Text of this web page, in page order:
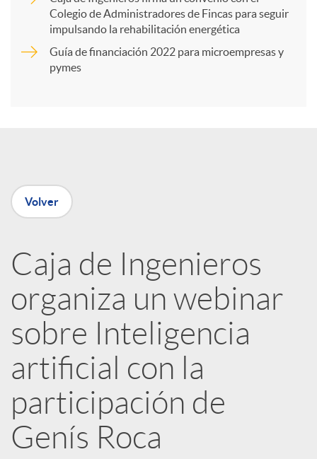
n
R
e
d
e
s
Colegio de Administradores de Fincas para seguir
impulsando la rehabilitación energética
Guía de financiación 2022 para microempresas y
pymes
Volver
Caja de Ingenieros
organiza un webinar
sobre Inteligencia
artificial con la
participación de
Genís Roca